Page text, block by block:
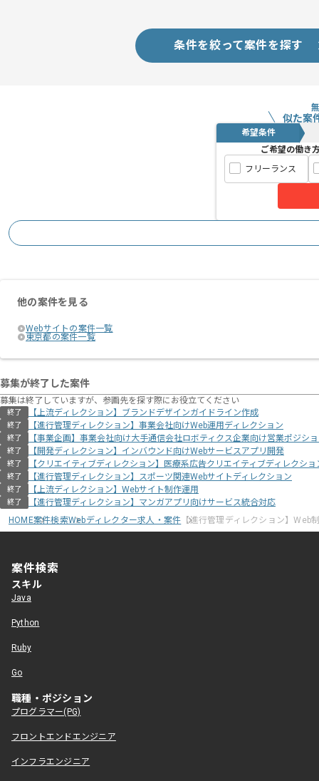
条件を絞って案件を探す
似た案
希望条件
ご希望の働き
フリーランス
他の案件を見る
Webサイトの案件一覧
東京都の案件一覧
募集が終了した案件
募集は終了していますが、参画先を探す際にお役立てください
終了 【上流ディレクション】ブランドデザインガイドライン作成
終了 【進行管理ディレクション】事業会社向けWeb運用ディレクション
終了 【事業企画】事業会社向け大手通信会社ロボティクス企業向け営業ポジシ
終了 【開発ディレクション】インバウンド向けWebサービスアプリ開発
終了 【クリエイティブディレクション】医療系広告クリエイティブディレクショ
終了 【進行管理ディレクション】スポーツ関連Webサイトディレクション
終了 【上流ディレクション】Webサイト制作運用
終了
【進行管理ディレクション】マンガアプリ向けサービス統合対応
HOME案件検索Webディレクター求人・案件 【進行管理ディレクション】Web
案件検索
スキル
Java
Python
Ruby
Go
職種・ポジション
プログラマー(PG)
フロントエンドエンジニア
インフラエンジニア